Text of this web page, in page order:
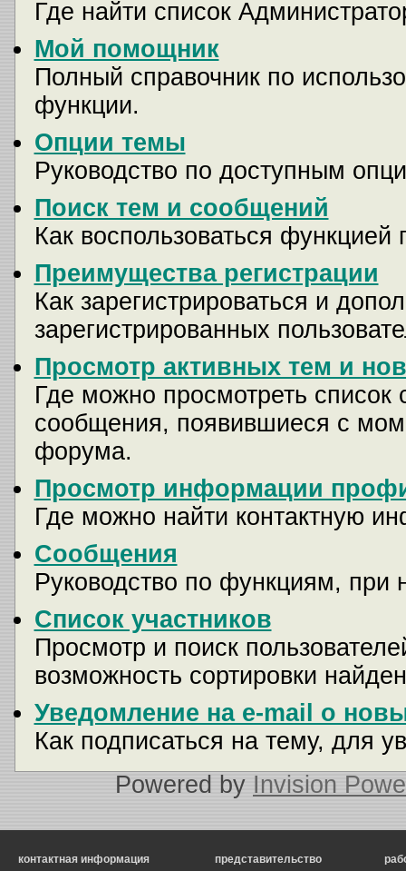
Где найти список
Мой помощник
Полный справочник по
функции.
Опции темы
Руководство по доступным
Поиск тем и сообщений
Как воспользоваться функцией
Преимущества регистрации
Как зарегистрироваться и
зарегистрированных
Просмотр активных тем и
Где можно просмотреть
сообщения, появившиеся с
форума.
Просмотр информации
Где можно найти контактную
Сообщения
Руководство по функциям, при
Список участников
Просмотр и поиск
возможность сортировки
Уведомление на e-mail о
Как подписаться на тему, для
Powered by Invision
контактная информация представительство